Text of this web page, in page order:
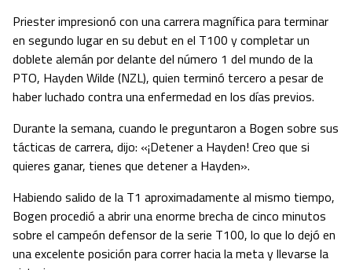
Priester impresionó con una carrera magnífica para terminar
en segundo lugar en su debut en el T100 y completar un
doblete alemán por delante del número 1 del mundo de la
PTO, Hayden Wilde (NZL), quien terminó tercero a pesar de
haber luchado contra una enfermedad en los días previos.
Durante la semana, cuando le preguntaron a Bogen sobre sus
tácticas de carrera, dijo: «¡Detener a Hayden! Creo que si
quieres ganar, tienes que detener a Hayden».
Habiendo salido de la T1 aproximadamente al mismo tiempo,
Bogen procedió a abrir una enorme brecha de cinco minutos
sobre el campeón defensor de la serie T100, lo que lo dejó en
una excelente posición para correr hacia la meta y llevarse la